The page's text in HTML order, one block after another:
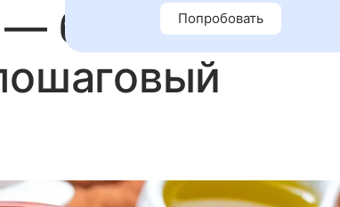
бюджетная и
Попробовать